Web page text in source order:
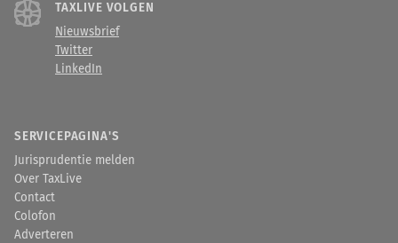
TAXLIVE VOLGEN
Nieuwsbrief
Twitter
LinkedIn
SERVICEPAGINA'S
Jurisprudentie melden
Over TaxLive
Contact
Colofon
Adverteren